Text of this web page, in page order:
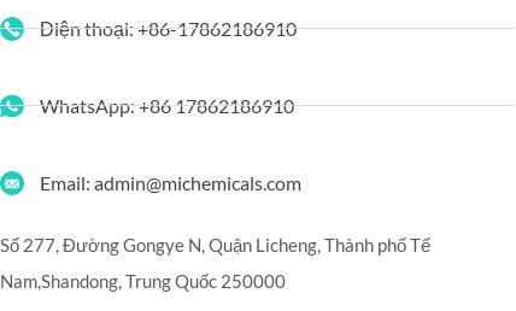
Điện thoại: +86-17862186910
WhatsApp: +86 17862186910
Email: admin@michemicals.com
Số 277, Đường Gongye N, Quận Licheng, Thành phố Tế
Nam,Shandong, Trung Quốc 250000